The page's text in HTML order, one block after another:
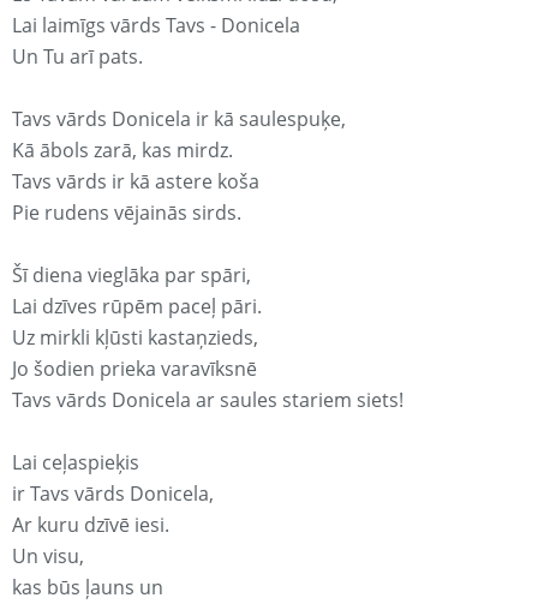
Lai laimīgs vārds Tavs - Donicela
Un Tu arī pats.
Tavs vārds Donicela ir kā saulespuķe,
Kā ābols zarā, kas mirdz.
Tavs vārds ir kā astere koša
Pie rudens vējainās sirds.
Šī diena vieglāka par spāri,
Lai dzīves rūpēm paceļ pāri.
Uz mirkli kļūsti kastaņzieds,
Jo šodien prieka varavīksnē
Tavs vārds Donicela ar saules stariem siets!
Lai ceļaspieķis
ir Tavs vārds Donicela,
Ar kuru dzīvē iesi.
Un visu,
kas būs ļauns un